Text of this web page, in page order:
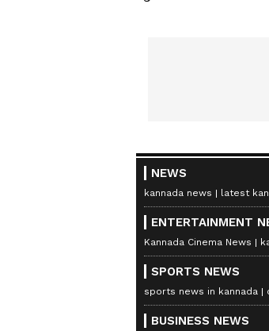
NEWS
kannada news latest
ENTERTAINMENT
Kannada Cinema News
SPORTS NEWS
sports news in kannada
BUSINESS NEWS